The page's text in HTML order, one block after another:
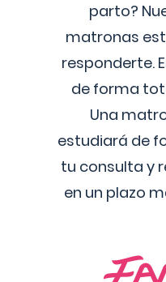
parto?
matronas
responderte.
de forma
Una
estudiará de
tu consulta y
en un plazo